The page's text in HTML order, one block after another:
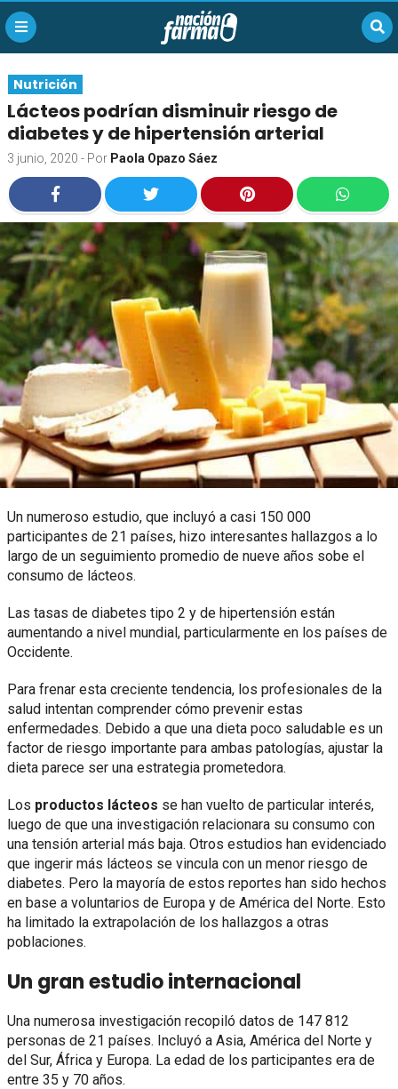
Nutrición
Lácteos podrían disminuir riesgo de
diabetes y de hipertensión arterial
3 junio, 2020 - Por Paola Opazo Sáez
Un numeroso estudio, que incluyó a casi 150 000
participantes de 21 países, hizo interesantes hallazgos a lo
largo de un seguimiento promedio de nueve años sobe el
consumo de lácteos.
Las tasas de diabetes tipo 2 y de hipertensión están
aumentando a nivel mundial, particularmente en los países de
Occidente.
Para frenar esta creciente tendencia, los profesionales de la
salud intentan comprender cómo prevenir estas
enfermedades. Debido a que una dieta poco saludable es un
factor de riesgo importante para ambas patologías, ajustar la
dieta parece ser una estrategia prometedora.
Los productos lácteos se han vuelto de particular interés,
luego de que una investigación relacionara su consumo con
una tensión arterial más baja. Otros estudios han evidenciado
que ingerir más lácteos se vincula con un menor riesgo de
diabetes. Pero la mayoría de estos reportes han sido hechos
en base a voluntarios de Europa y de América del Norte. Esto
ha limitado la extrapolación de los hallazgos a otras
poblaciones.
Un gran estudio internacional
Una numerosa investigación recopiló datos de 147 812
personas de 21 países. Incluyó a Asia, América del Norte y
del Sur, África y Europa. La edad de los participantes era de
entre 35 y 70 años.